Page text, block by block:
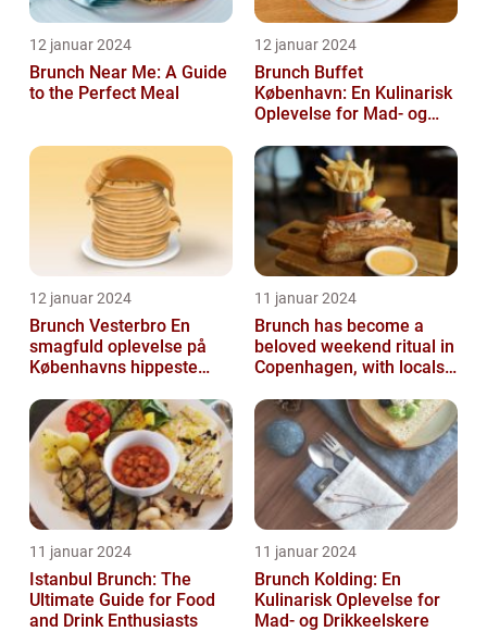
12 januar 2024
Brunch Near Me: A Guide
to the Perfect Meal
12 januar 2024
Brunch Buffet
København: En Kulinarisk
Oplevelse for Mad- og
12 januar 2024
Brunch Vesterbro En
smagfuld oplevelse på
Københavns hippeste
11 januar 2024
Brunch has become a
beloved weekend ritual in
Copenhagen, with locals
to...
11 januar 2024
Istanbul Brunch: The
Ultimate Guide for Food
and Drink Enthusiasts
11 januar 2024
Brunch Kolding: En
Kulinarisk Oplevelse for
Mad- og Drikkeelskere